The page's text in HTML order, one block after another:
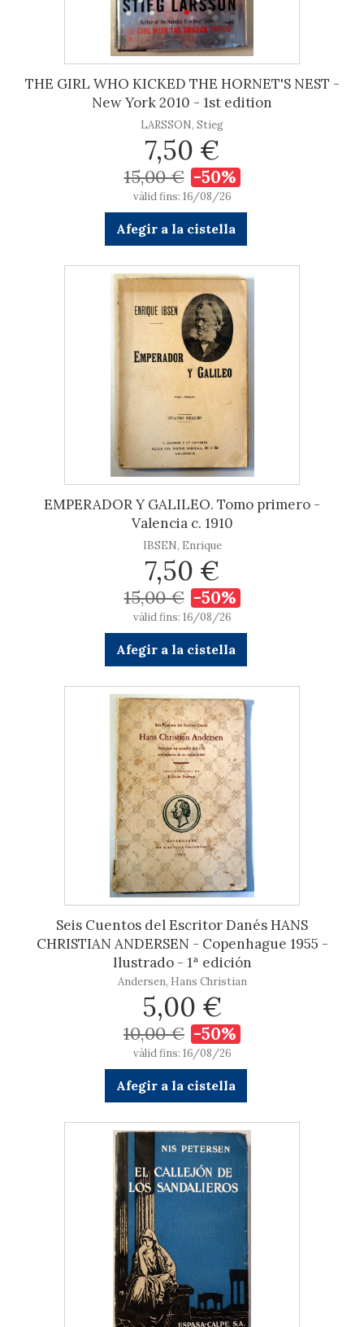
THE GIRL WHO KICKED THE HORNET'S NEST -
New York 2010 - 1st edition
LARSSON, Stieg
7,50 €
15,00 € -50%
vàlid fins: 16/08/26
Afegir a la cistella
EMPERADOR Y GALILEO. Tomo primero -
Valencia c. 1910
IBSEN, Enrique
7,50 €
15,00 € -50%
vàlid fins: 16/08/26
Afegir a la cistella
Seis Cuentos del Escritor Danés HANS
CHRISTIAN ANDERSEN - Copenhague 1955 -
Ilustrado - 1ª edición
Andersen, Hans Christian
5,00 €
10,00 € -50%
vàlid fins: 16/08/26
Afegir a la cistella